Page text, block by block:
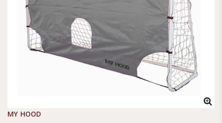
MY HOOD